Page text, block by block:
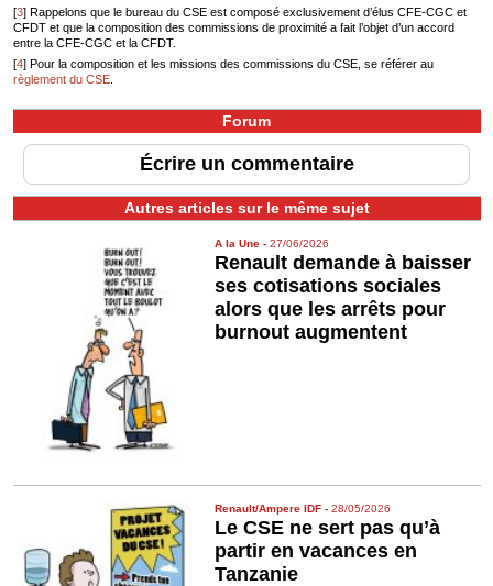
[3] Rappelons que le bureau du CSE est composé exclusivement d’élus CFE-CGC et
CFDT et que la composition des commissions de proximité a fait l’objet d’un accord
entre la CFE-CGC et la CFDT.
[4] Pour la composition et les missions des commissions du CSE, se référer au
règlement du CSE.
Forum
Écrire un commentaire
Autres articles sur le même sujet
A la Une -27/06/2026
Renault demande à baisser
ses cotisations sociales
alors que les arrêts pour
burnout augmentent
Renault/Ampere IDF -28/05/2026
Le CSE ne sert pas qu’à
partir en vacances en
Tanzanie